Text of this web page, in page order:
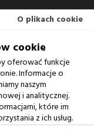
O plikach cookie
cookie
oferować funkcje
Informacje o
naszym
i analitycznej.
które im
z ich usług.